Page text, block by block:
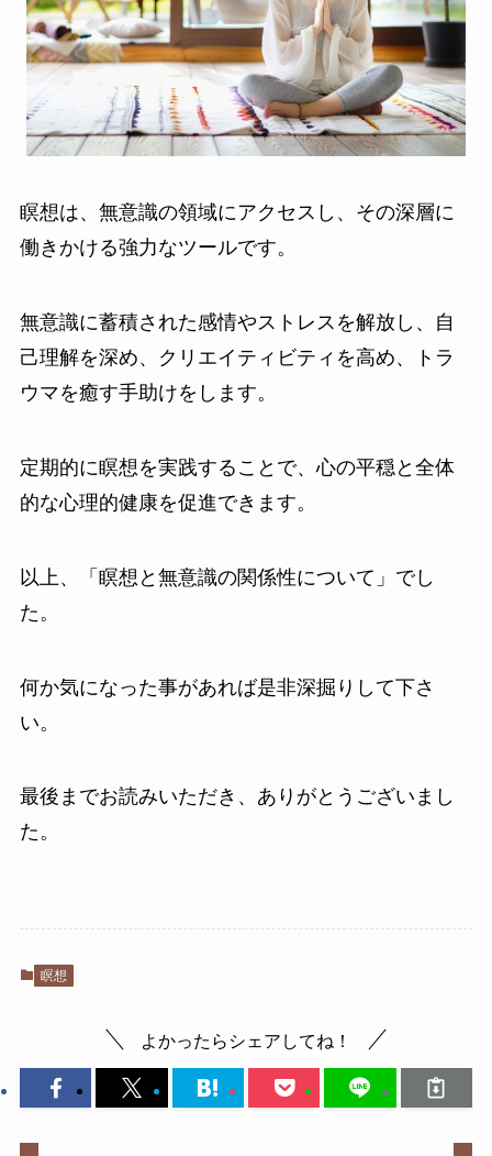
瞑想は、無意識の領域にアクセスし、その深層に
働きかける強力なツールです。
無意識に蓄積された感情やストレスを解放し、自
己理解を深め、クリエイティビティを高め、トラ
ウマを癒す手助けをします。
定期的に瞑想を実践することで、心の平穏と全体
的な心理的健康を促進できます。
以上、「瞑想と無意識の関係性について」でし
た。
何か気になった事があれば是非深掘りして下さ
い。
最後までお読みいただき、ありがとうございまし
た。
瞑想
よかったらシェアしてね！